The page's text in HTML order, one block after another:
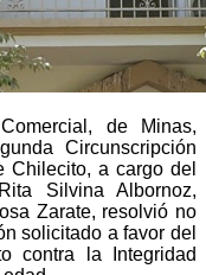
de Minas,
Circunscripción
a cargo del
Silvina Albornoz,
Zarate, resolvió no
solicitado a favor del
contra la Integridad